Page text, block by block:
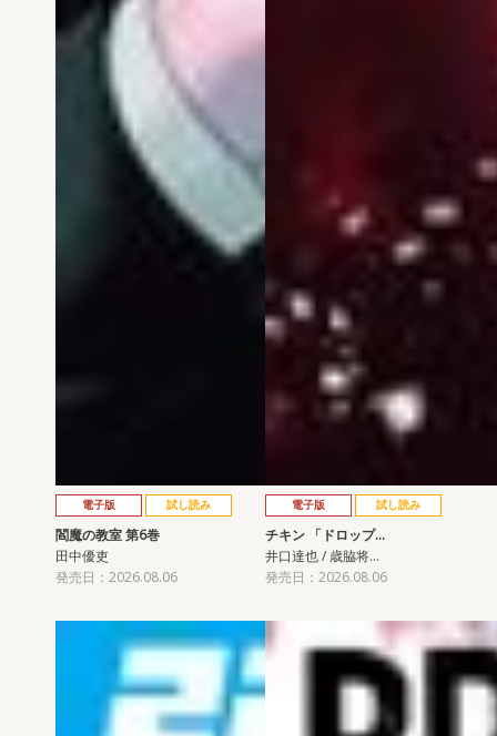
電子版 試し読み
閻魔の教室 第6巻
田中優吏
発売日：2026.08.06
電子版 試し読み
チキン 「ドロップ…
井口達也 / 歳脇将…
発売日：2026.08.06